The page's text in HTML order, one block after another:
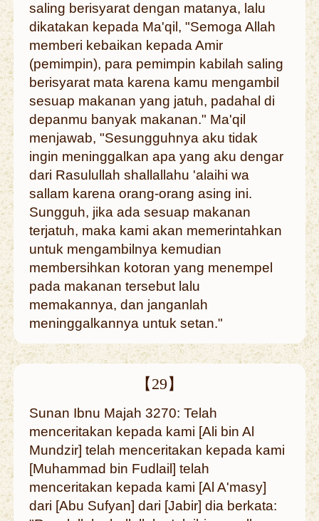
saling berisyarat dengan matanya, lalu
dikatakan kepada Ma'qil, "Semoga Allah
memberi kebaikan kepada Amir
(pemimpin), para pemimpin kabilah saling
berisyarat mata karena kamu mengambil
sesuap makanan yang jatuh, padahal di
depanmu banyak makanan." Ma'qil
menjawab, "Sesungguhnya aku tidak
ingin meninggalkan apa yang aku dengar
dari Rasulullah shallallahu 'alaihi wa
sallam karena orang-orang asing ini.
Sungguh, jika ada sesuap makanan
terjatuh, maka kami akan memerintahkan
untuk mengambilnya kemudian
membersihkan kotoran yang menempel
pada makanan tersebut lalu
memakannya, dan janganlah
meninggalkannya untuk setan."
【29】
Sunan Ibnu Majah 3270: Telah
menceritakan kepada kami [Ali bin Al
Mundzir] telah menceritakan kepada kami
[Muhammad bin Fudlail] telah
menceritakan kepada kami [Al A'masy]
dari [Abu Sufyan] dari [Jabir] dia berkata: